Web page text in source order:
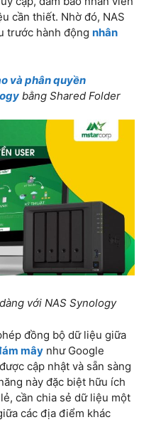
cần thiết. Nhờ đó, NAS
trước hành động nhân
và phân quyền
bằng Shared Folder
với NAS Synology
đồng bộ dữ liệu giữa
mây như Google
cập nhật và sẵn sàng
này đặc biệt hữu ích
cần chia sẻ dữ liệu một
các địa điểm khác